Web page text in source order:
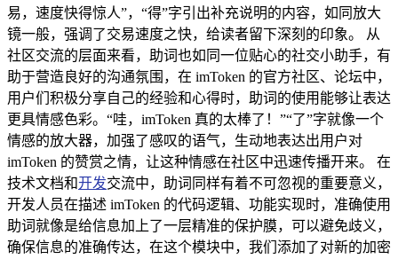
易，速度快得惊人”，“得”字引出补充说明的内容，如同放大
镜一般，强调了交易速度之快，给读者留下深刻的印象。 从
社区交流的层面来看，助词也如同一位贴心的社交小助手，有
助于营造良好的沟通氛围，在 imToken 的官方社区、论坛中，
用户们积极分享自己的经验和心得时，助词的使用能够让表达
更具情感色彩。“哇，imToken 真的太棒了！”“了”字就像一个
情感的放大器，加强了感叹的语气，生动地表达出用户对
imToken 的赞赏之情，让这种情感在社区中迅速传播开来。 在
技术文档和开发交流中，助词同样有着不可忽视的重要意义，
开发人员在描述 imToken 的代码逻辑、功能实现时，准确使用
助词就像是给信息加上了一层精准的保护膜，可以避免歧义，
确保信息的准确传达，在这个模块中，我们添加了对新的加密